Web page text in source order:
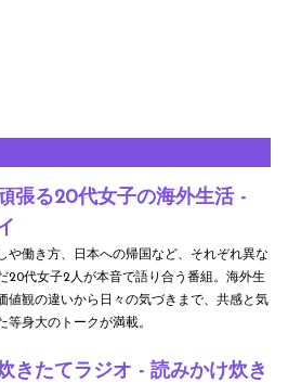
張る20代女子の海外生活 -
や働き方、日本への帰国など、それぞれ異な
20代女子2人が本音で語り合う番組。海外生
値観の違いから日々の気づきまで、共感と気
等身大のトークが満載。
きたてラジオ - 読みかけ炊き